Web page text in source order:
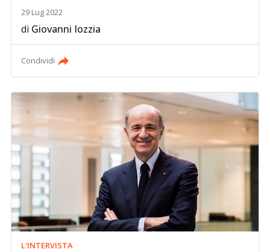
29 Lug 2022
di Giovanni Iozzia
Condividi
L'INTERVISTA